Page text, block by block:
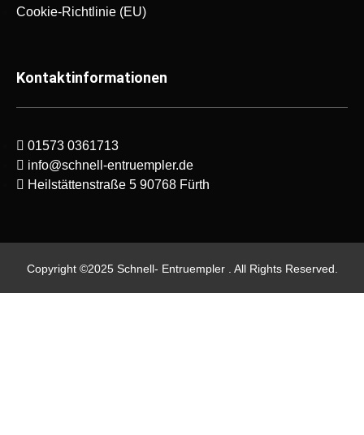
Cookie-Richtlinie (EU)
Kontaktinformationen
01573 0361713
info@schnell-entruempler.de
Heilstättenstraße 5 90768 Fürth
Copyright ©2025 Schnell- Entruempler . All Rights Reserved.